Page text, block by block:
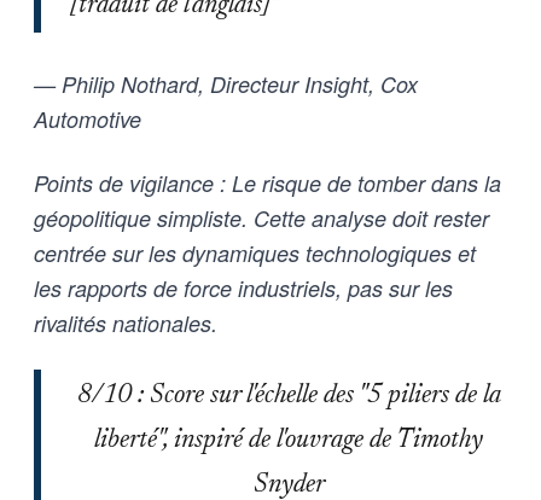
[traduit de l'anglais]"
— Philip Nothard, Directeur Insight, Cox
Automotive
Points de vigilance : Le risque de tomber dans la
géopolitique simpliste. Cette analyse doit rester
centrée sur les dynamiques technologiques et
les rapports de force industriels, pas sur les
rivalités nationales.
8/10 : Score sur l'échelle des "5 piliers de la
liberté", inspiré de l'ouvrage de Timothy
Snyder